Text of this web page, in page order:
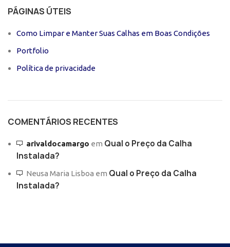
PÁGINAS ÚTEIS
Como Limpar e Manter Suas Calhas em Boas Condições
Portfolio
Política de privacidade
COMENTÁRIOS RECENTES
arivaldocamargo em Qual o Preço da Calha
Instalada?
Neusa Maria Lisboa em Qual o Preço da Calha
Instalada?